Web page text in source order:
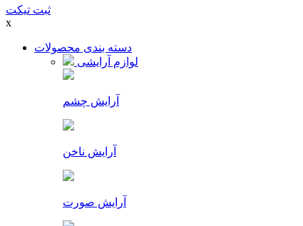
ثبت تیکت
x
دسته بندی محصولات
لوازم آرایشی
آرایش چشم
آرایش ناخن
آرایش صورت